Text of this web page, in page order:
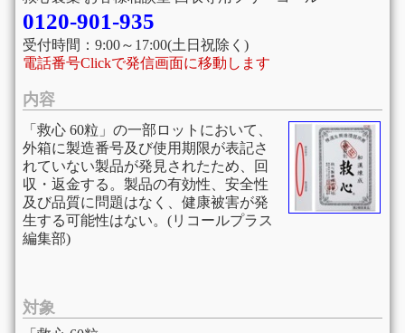
0120-901-935
受付時間：9:00～17:00(土日祝除く)
電話番号Clickで発信画面に移動します
内容
「救心 60粒」の一部ロットにおいて、
外箱に製造番号及び使用期限が表記さ
れていない製品が発見されたため、回
収・返金する。製品の有効性、安全性
及び品質に問題はなく、健康被害が発
生する可能性はない。(リコールプラス
編集部)
対象